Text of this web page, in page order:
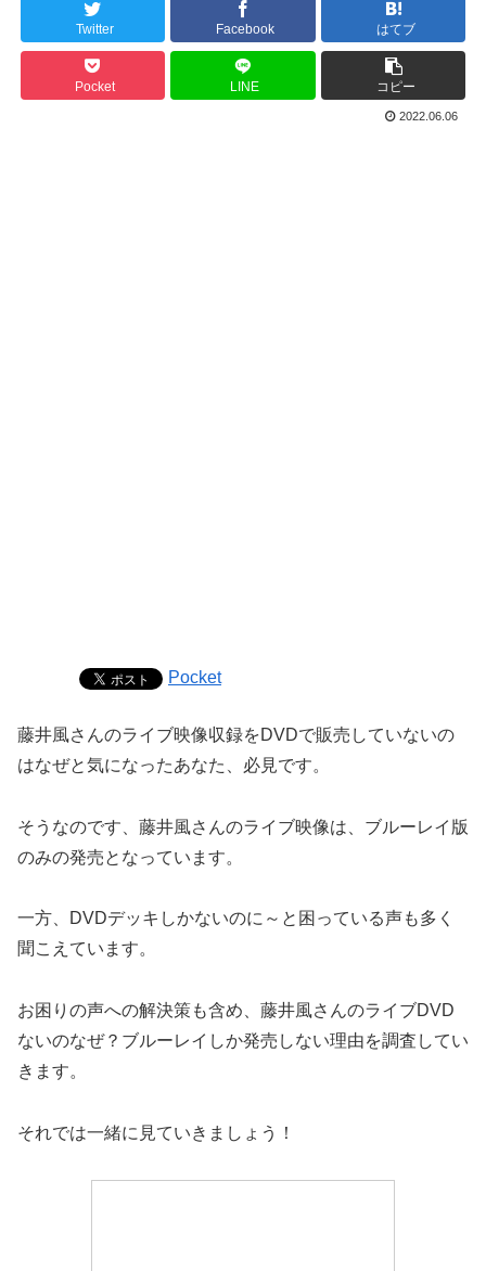
Twitter Facebook はてブ
Pocket LINE コピー
2022.06.06
Pocket
藤井風さんのライブ映像収録をDVDで販売していないの
はなぜと気になったあなた、必見です。
そうなのです、藤井風さんのライブ映像は、ブルーレイ版
のみの発売となっています。
一方、DVDデッキしかないのに～と困っている声も多く
聞こえています。
お困りの声への解決策も含め、 藤井風さんのライブDVD
ないのなぜ？ブルーレイしか発売しない理由を調査してい
きます。
それでは一緒に見ていきましょう！